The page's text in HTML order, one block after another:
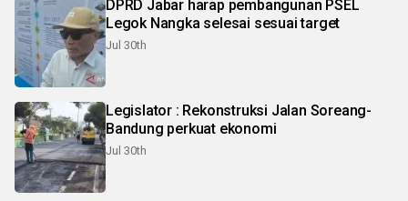
DPRD Jabar harap pembangunan PSEL
Legok Nangka selesai sesuai target
Jul 30th
Legislator : Rekonstruksi Jalan Soreang-
Bandung perkuat ekonomi
Jul 30th